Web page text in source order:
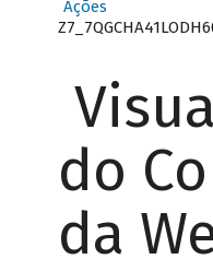
Ações
do
da